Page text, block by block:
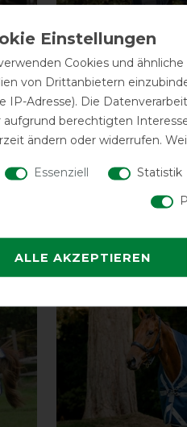
€
Waldhausen
104,35 € *
Cookies und
von Drittanbietern
IP-Adresse). Die
aufgrund berechtigten
ändern oder widerrufen.
Essenziell Statistik
ALLE AKZEPTIEREN